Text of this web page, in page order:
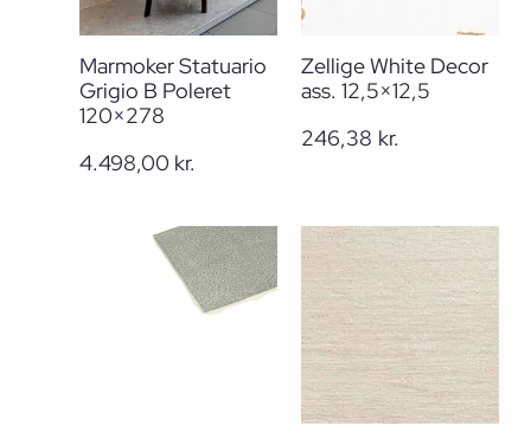
Marmoker Statuario
Grigio B Poleret
120×278
4.498,00 kr.
Zellige White Decor
ass. 12,5×12,5
246,38 kr.